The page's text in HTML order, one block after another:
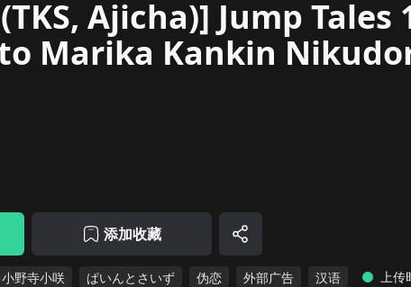
Ajicha)] Jump Tales
Marika Kankin
添加收藏
小野寺小咲 ぱいんとさいず 伪恋 外部广告 汉语 上传